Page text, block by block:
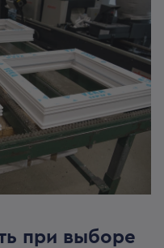
при выборе